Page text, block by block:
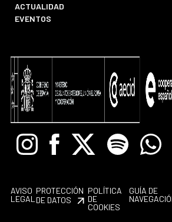
ACTUALIDAD
EVENTOS
InstagramFacebook
X Spotify
AVISO
LEGAL
PROTECCIÓN
DE DATOS
POLÍTICA
DE
COOKIES
GUÍA DE